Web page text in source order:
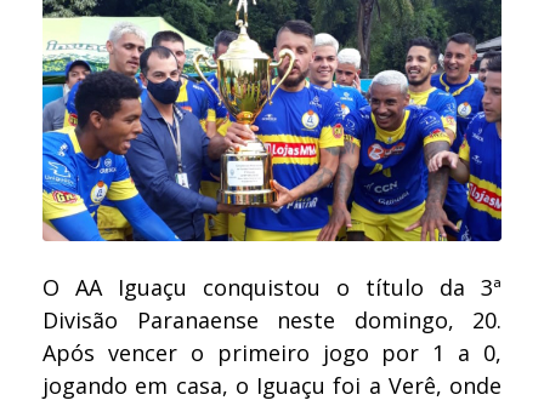
O AA Iguaçu conquistou o título da 3ª
Divisão Paranaense neste domingo, 20.
Após vencer o primeiro jogo por 1 a 0,
jogando em casa, o Iguaçu foi a Verê, onde